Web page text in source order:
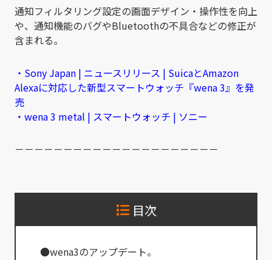
通知フィルタリング設定の画面デザイン・操作性を向上
や、通知機能のバグやBluetoothの不具合などの修正が
含まれる。
・Sony Japan | ニュースリリース | SuicaとAmazon
Alexaに対応した新型スマートウォッチ『wena 3』を発
売
・wena 3 metal | スマートウォッチ | ソニー
－－－－－－－－－－－－－－－－－－－－－
目次
●wena3のアップデート。